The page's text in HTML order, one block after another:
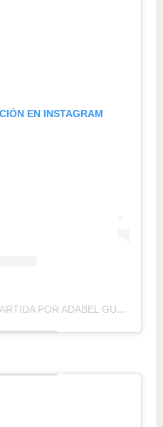
EN INSTAGRAM
UNA PUBLICACIÓN COMPARTIDA POR ADABEL GUERRERO (@ADABELGUERRERO)